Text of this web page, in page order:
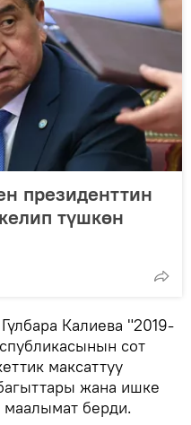
президенттин
түшкөн
Калиева "2019-
сот
максаттуу
жана ишке
берди.